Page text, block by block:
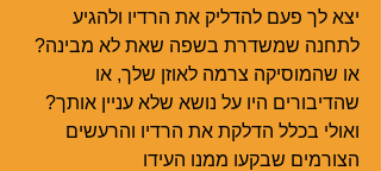
יצא לך פעם להדליק את הרדיו ולהגיע
לתחנה שמשדרת בשפה שאת לא מבינה?
או שהמוסיקה צרמה לאוזן שלך, או
שהדיבורים היו על נושא שלא עניין אותך?
ואולי בכלל הדלקת את הרדיו והרעשים
הצורמים שבקעו ממנו העידו